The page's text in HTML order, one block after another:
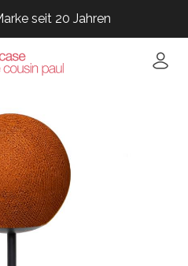
seit 20 Jahren
seit 20 Jahren
seit 20 Jahren